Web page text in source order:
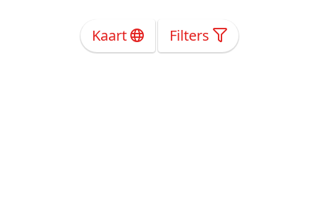
Kaart Filters